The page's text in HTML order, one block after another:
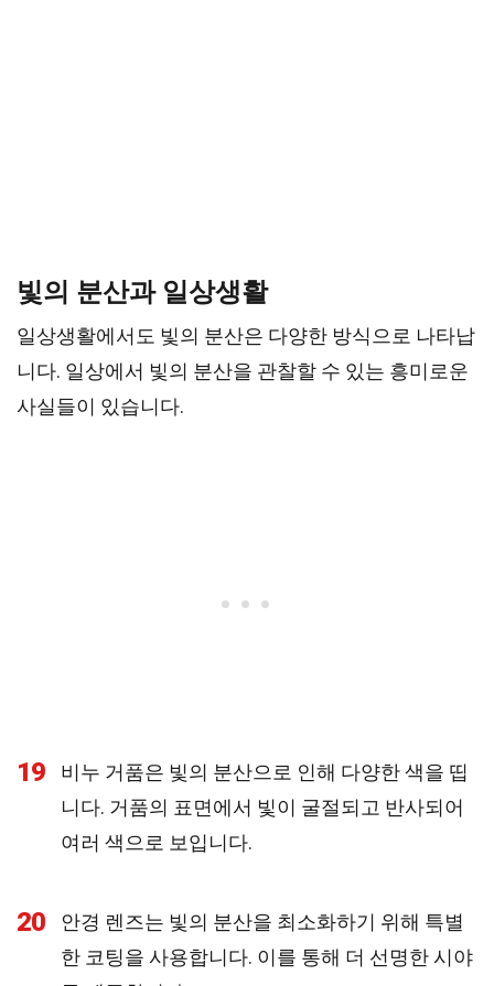
빛의 분산과 일상생활
일상생활에서도 빛의 분산은 다양한 방식으로 나타납
니다. 일상에서 빛의 분산을 관찰할 수 있는 흥미로운
사실들이 있습니다.
19
비누 거품은 빛의 분산으로 인해 다양한 색을 띱
니다. 거품의 표면에서 빛이 굴절되고 반사되어
여러 색으로 보입니다.
20
안경 렌즈는 빛의 분산을 최소화하기 위해 특별
한 코팅을 사용합니다. 이를 통해 더 선명한 시야